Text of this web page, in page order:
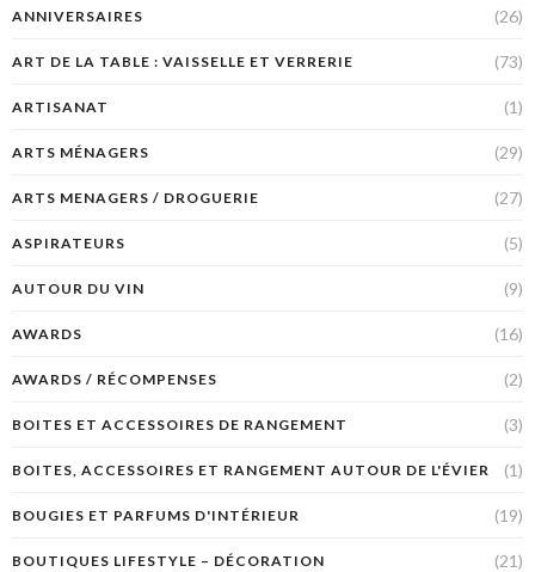
ANNIVERSAIRES (26)
ART DE LA TABLE : VAISSELLE ET VERRERIE (73)
ARTISANAT (1)
ARTS MÉNAGERS (29)
ARTS MENAGERS / DROGUERIE (27)
ASPIRATEURS (5)
AUTOUR DU VIN (9)
AWARDS (16)
AWARDS / RÉCOMPENSES (2)
BOITES ET ACCESSOIRES DE RANGEMENT (3)
BOITES, ACCESSOIRES ET RANGEMENT AUTOUR DE L'ÉVIER (1)
BOUGIES ET PARFUMS D'INTÉRIEUR (19)
BOUTIQUES LIFESTYLE – DÉCORATION (21)